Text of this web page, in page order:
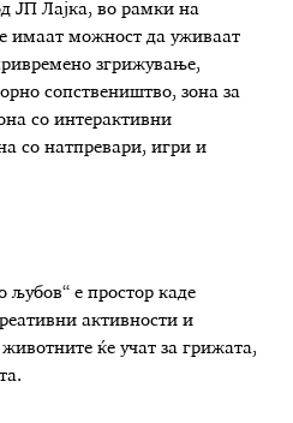
ЈП Лајка, во рамки на
имаат можност да уживаат
згрижување,
сопствеништво, зона за
со интерактивни
со натпревари, игри и
љубов“ е простор каде
активности и
ќе учат за грижата,